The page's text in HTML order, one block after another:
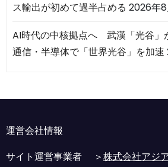
ス輸出が初めて過半占める 2026年
AI時代の中核拠点へ 武漢「光谷
通信・半導体で「世界光谷」を加速
運営会社情報
サイト運営事業者 ＞株式会社アジ